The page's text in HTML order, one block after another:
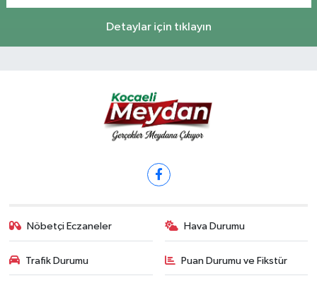
Detaylar için tıklayın
Nöbetçi Eczaneler Hava Durumu
Trafik Durumu Puan Durumu ve Fikstür